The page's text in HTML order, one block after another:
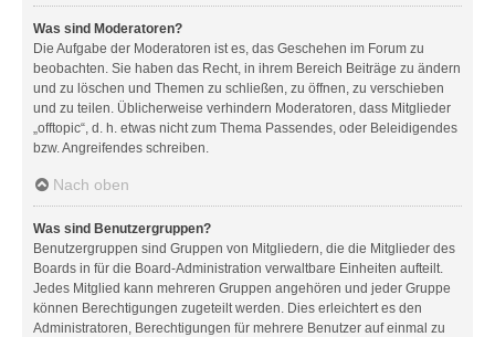
Was sind Moderatoren?
Die Aufgabe der Moderatoren ist es, das Geschehen im Forum zu
beobachten. Sie haben das Recht, in ihrem Bereich Beiträge zu ändern
und zu löschen und Themen zu schließen, zu öffnen, zu verschieben
und zu teilen. Üblicherweise verhindern Moderatoren, dass Mitglieder
„offtopic“, d. h. etwas nicht zum Thema Passendes, oder Beleidigendes
bzw. Angreifendes schreiben.
Nach oben
Was sind Benutzergruppen?
Benutzergruppen sind Gruppen von Mitgliedern, die die Mitglieder des
Boards in für die Board-Administration verwaltbare Einheiten aufteilt.
Jedes Mitglied kann mehreren Gruppen angehören und jeder Gruppe
können Berechtigungen zugeteilt werden. Dies erleichtert es den
Administratoren, Berechtigungen für mehrere Benutzer auf einmal zu